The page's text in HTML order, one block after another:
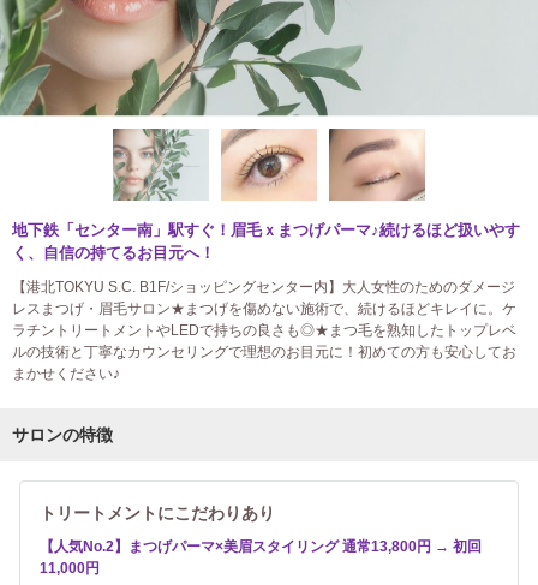
地下鉄「センター南」駅すぐ！眉毛ｘまつげパーマ♪続けるほど扱いやす
く、自信の持てるお目元へ！
【港北TOKYU S.C. B1F/ショッピングセンター内】大人女性のためのダメージ
レスまつげ・眉毛サロン★まつげを傷めない施術で、続けるほどキレイに。ケ
ラチントリートメントやLEDで持ちの良さも◎★まつ毛を熟知したトップレベ
ルの技術と丁寧なカウンセリングで理想のお目元に！初めての方も安心してお
まかせください♪
サロンの特徴
トリートメントにこだわりあり
【人気No.2】まつげパーマ×美眉スタイリング 通常13,800円 → 初回
11,000円